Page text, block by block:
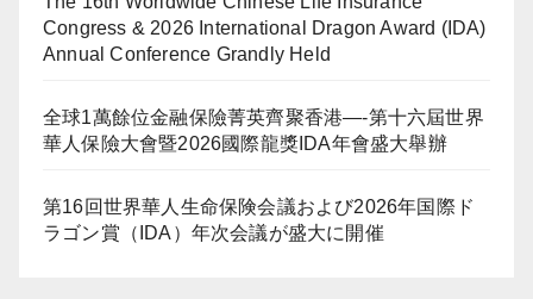
Congress & 2026 International Dragon Award (IDA)
Annual Conference Grandly Held
全球1萬餘位金融保險菁英齊聚香港—-第十六屆世界
華人保險大會暨2026國際龍獎IDA年會盛大舉辦
第16回世界華人生命保険会議および2026年国際ド
ラゴン賞（IDA）年次会議が盛大に開催